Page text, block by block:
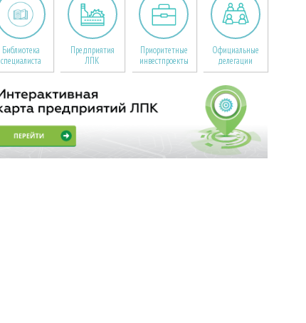
Библиотека
специалиста
Предприятия
ЛПК
Приоритетные
инвестпроекты
Официальные
делегации